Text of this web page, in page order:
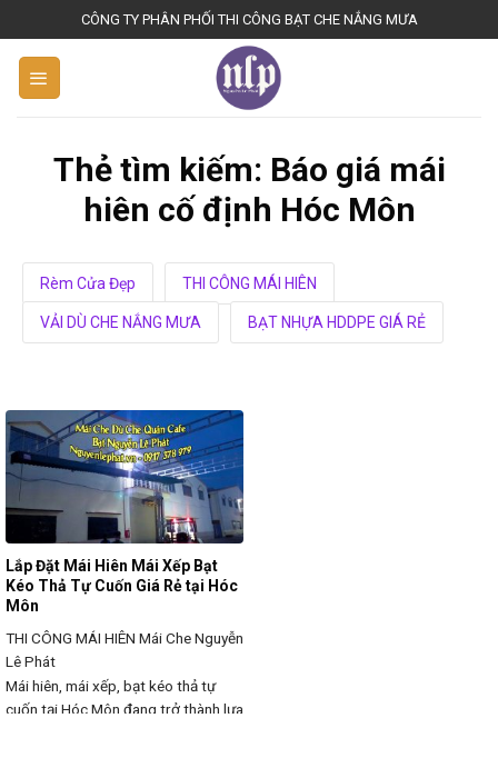
k
CÔNG TY PHÂN PHỐI THI CÔNG BẠT CHE NẮNG MƯA
Thẻ tìm kiếm: Báo giá mái
hiên cố định Hóc Môn
Rèm Cửa Đẹp THI CÔNG MÁI HIÊN
VẢI DÙ CHE NẮNG MƯA BẠT NHỰA HDDPE GIÁ RẺ
Lắp Đặt Mái Hiên Mái Xếp Bạt
Kéo Thả Tự Cuốn Giá Rẻ tại Hóc
Môn
THI CÔNG MÁI HIÊN Mái Che Nguyễn
Lê Phát
Mái hiên, mái xếp, bạt kéo thả tự
cuốn tại Hóc Môn đang trở thành lựa